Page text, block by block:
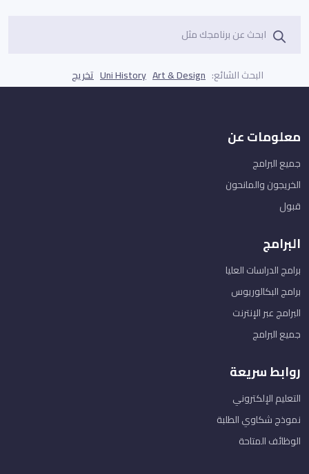
البحث الشائع: Art & Design
Uni History تخريج
معلومات عن
جميع البرامج
الخريجون والمانحون
قبول
البرامج
برامج الدراسات العليا
برامج البكالوريوس
البرامج عبر الإنترنت
جميع البرامج
روابط سريعة
التعليم الإلكتروني
نموذج شكاوي الطلبة
الوظائف المتاحة